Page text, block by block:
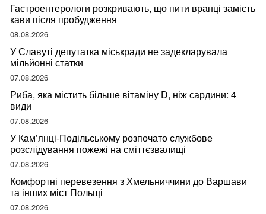
Гастроентерологи розкривають, що пити вранці замість
кави після пробудження
08.08.2026
У Славуті депутатка міськради не задекларувала
мільйонні статки
07.08.2026
Риба, яка містить більше вітаміну D, ніж сардини: 4
види
07.08.2026
У Кам’янці-Подільському розпочато службове
розслідування пожежі на сміттєзвалищі
07.08.2026
Комфортні перевезення з Хмельниччини до Варшави
та інших міст Польщі
07.08.2026